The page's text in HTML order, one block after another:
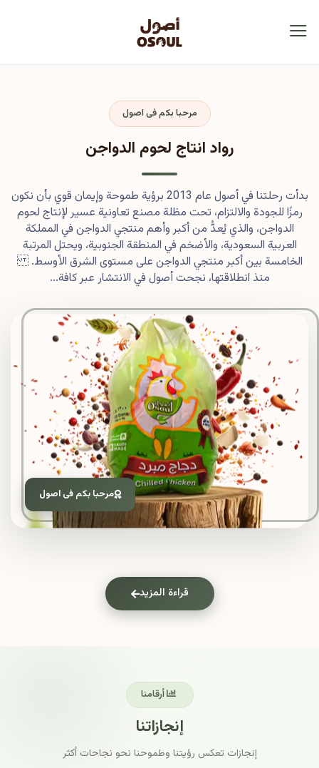
مرحبا بكم فى اصول
مرحبا بكم فى اصول
رواد انتاج لحوم الدواجن
بدأت رحلتنا في أصول عام 2013 برؤية طموحة وإيمان قوي بأن نكون
رمزًا للجودة والالتزام، تحت مظلة مصنع تعاونية عسير لإنتاج لحوم
الدواجن، والذي يُعدُّ من أكبر وأهم منتجي الدواجن في المملكة
العربية السعودية، والأضخم في المنطقة الجنوبية، ويحتل المرتبة
الخامسة بين أكبر منتجي الدواجن على مستوى الشرق الأوسط.
منذ انطلاقتها، نجحت أصول في الانتشار عبر كافة...
قراءة المزيد
أرقامنا
إنجازاتنا
إنجازات تعكس رؤيتنا وطموحنا نحو نجاحات أكثر